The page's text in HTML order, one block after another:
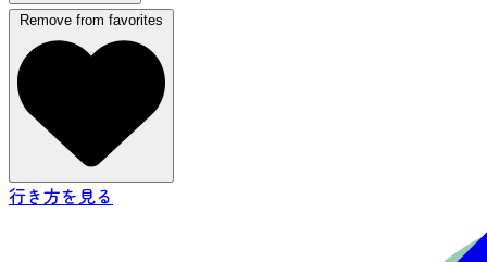
Remove from favorites
行き方を見る